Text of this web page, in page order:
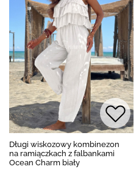
Długi wiskozowy kombinezon
na ramiączkach z falbankami
Ocean Charm biały